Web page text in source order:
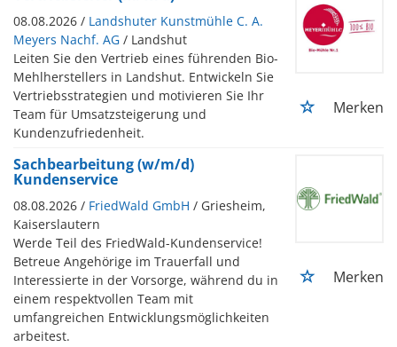
08.08.2026 / Landshuter Kunstmühle C. A.
Meyers Nachf. AG / Landshut
Leiten Sie den Vertrieb eines führenden Bio-
Mehlherstellers in Landshut. Entwickeln Sie
Vertriebsstrategien und motivieren Sie Ihr
Team für Umsatzsteigerung und
Kundenzufriedenheit.
Merken
Sachbearbeitung (w/m/d)
Kundenservice
08.08.2026 / FriedWald GmbH / Griesheim,
Kaiserslautern
Werde Teil des FriedWald-Kundenservice!
Betreue Angehörige im Trauerfall und
Interessierte in der Vorsorge, während du in
einem respektvollen Team mit
umfangreichen Entwicklungsmöglichkeiten
arbeitest.
Merken